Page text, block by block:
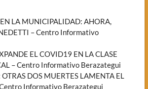
LA MUNICIPALIDAD: AHORA,
– Centro Informativo
EL COVID19 EN LA CLASE
– Centro Informativo Berazategui
DOS MUERTES LAMENTA EL
Informativo Berazategui